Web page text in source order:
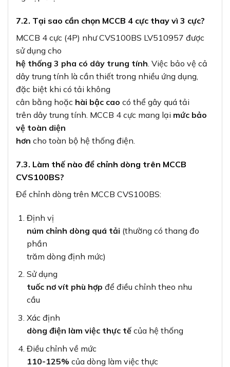
7.2. Tại sao cần chọn MCCB 4 cực thay vì 3 cực?
MCCB 4 cực (4P) như CVS100BS LV510957 được
sử dụng cho
hệ thống 3 pha có dây trung tính. Việc bảo vệ cả
dây trung tính là cần thiết trong nhiều ứng dụng,
đặc biệt khi có tải không
cân bằng hoặc hài bậc cao có thể gây quá tải
trên dây trung tính. MCCB 4 cực mang lại mức bảo
vệ toàn diện
hơn cho toàn bộ hệ thống điện.
7.3. Làm thế nào để chỉnh dòng trên MCCB
CVS100BS?
Để chỉnh dòng trên MCCB CVS100BS:
Định vị
núm chỉnh dòng quá tải (thường có thang đo
phần
trăm dòng định mức)
Sử dụng
tuốc nơ vít phù hợp để điều chỉnh theo nhu
cầu
Xác định
dòng điện làm việc thực tếcủa hệ thống
Điều chỉnh về mức
110-125% của dòng làm việc thực